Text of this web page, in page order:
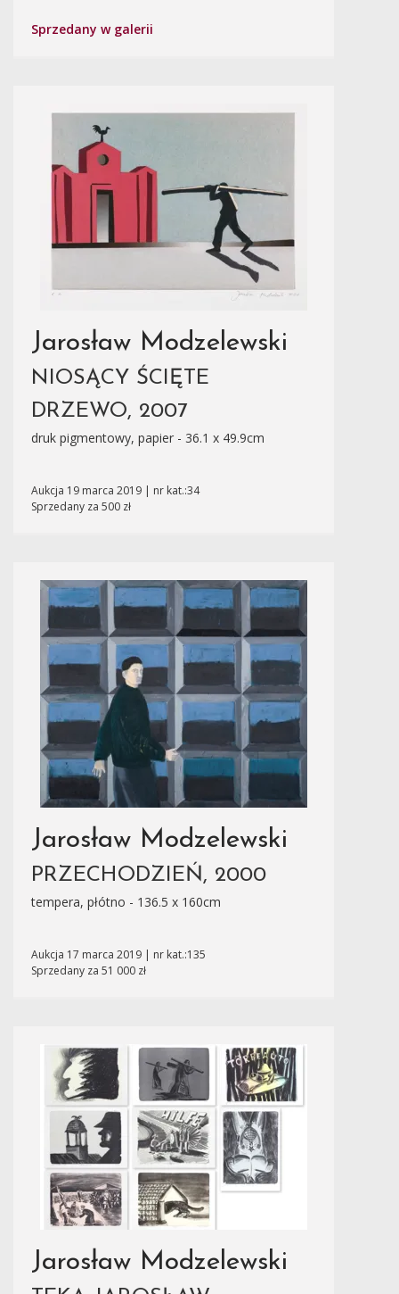
Sprzedany w galerii
Jarosław Modzelewski
NIOSĄCY ŚCIĘTE
DRZEWO, 2007
druk pigmentowy, papier - 36.1 x 49.9cm
Aukcja 19 marca 2019 | nr kat.:34
Sprzedany za 500 zł
Jarosław Modzelewski
PRZECHODZIEŃ, 2000
tempera, płótno - 136.5 x 160cm
Aukcja 17 marca 2019 | nr kat.:135
Sprzedany za 51 000 zł
Jarosław Modzelewski